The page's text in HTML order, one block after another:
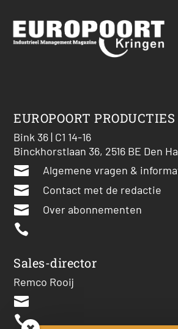
EUROPOORT PRODUCTIES
Bink 36 | C1 14-16
Binckhorstlaan 36, 2516 BE Den
 Algemene vragen &
 Contact met de redactie
 Over abonnementen

Sales-director
Remco Rooij

